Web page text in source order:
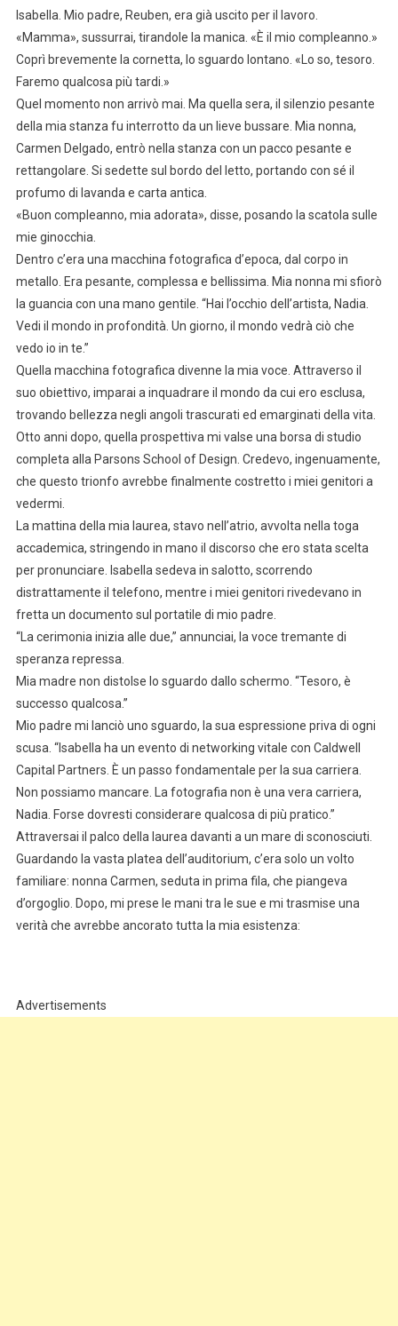
Isabella. Mio padre, Reuben, era già uscito per il lavoro.
«Mamma», sussurrai, tirandole la manica. «È il mio compleanno.»
Coprì brevemente la cornetta, lo sguardo lontano. «Lo so, tesoro.
Faremo qualcosa più tardi.»
Quel momento non arrivò mai. Ma quella sera, il silenzio pesante
della mia stanza fu interrotto da un lieve bussare. Mia nonna,
Carmen Delgado, entrò nella stanza con un pacco pesante e
rettangolare. Si sedette sul bordo del letto, portando con sé il
profumo di lavanda e carta antica.
«Buon compleanno, mia adorata», disse, posando la scatola sulle
mie ginocchia.
Dentro c’era una macchina fotografica d’epoca, dal corpo in
metallo. Era pesante, complessa e bellissima. Mia nonna mi sfiorò
la guancia con una mano gentile. “Hai l’occhio dell’artista, Nadia.
Vedi il mondo in profondità. Un giorno, il mondo vedrà ciò che
vedo io in te.”
Quella macchina fotografica divenne la mia voce. Attraverso il
suo obiettivo, imparai a inquadrare il mondo da cui ero esclusa,
trovando bellezza negli angoli trascurati ed emarginati della vita.
Otto anni dopo, quella prospettiva mi valse una borsa di studio
completa alla Parsons School of Design. Credevo, ingenuamente,
che questo trionfo avrebbe finalmente costretto i miei genitori a
vedermi.
La mattina della mia laurea, stavo nell’atrio, avvolta nella toga
accademica, stringendo in mano il discorso che ero stata scelta
per pronunciare. Isabella sedeva in salotto, scorrendo
distrattamente il telefono, mentre i miei genitori rivedevano in
fretta un documento sul portatile di mio padre.
“La cerimonia inizia alle due,” annunciai, la voce tremante di
speranza repressa.
Mia madre non distolse lo sguardo dallo schermo. “Tesoro, è
successo qualcosa.”
Mio padre mi lanciò uno sguardo, la sua espressione priva di ogni
scusa. “Isabella ha un evento di networking vitale con Caldwell
Capital Partners. È un passo fondamentale per la sua carriera.
Non possiamo mancare. La fotografia non è una vera carriera,
Nadia. Forse dovresti considerare qualcosa di più pratico.”
Attraversai il palco della laurea davanti a un mare di sconosciuti.
Guardando la vasta platea dell’auditorium, c’era solo un volto
familiare: nonna Carmen, seduta in prima fila, che piangeva
d’orgoglio. Dopo, mi prese le mani tra le sue e mi trasmise una
verità che avrebbe ancorato tutta la mia esistenza:
Advertisements